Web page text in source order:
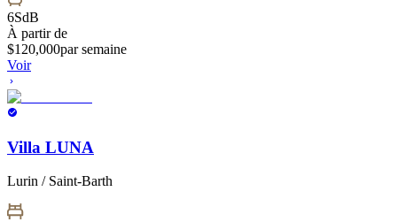
6SdB
À partir de
$120,000par semaine
Voir
Villa LUNA
Lurin / Saint-Barth